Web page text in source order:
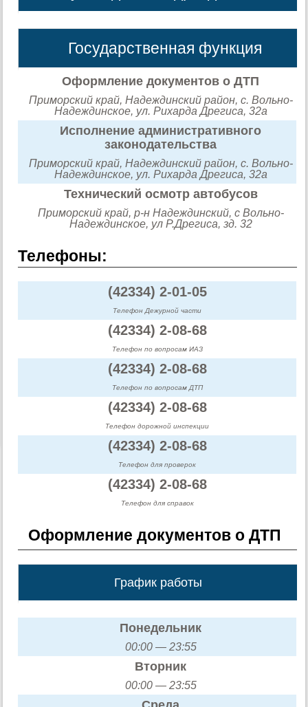
Государственная функция
Оформление документов о ДТП
Приморский край, Надеждинский район, с. Вольно-
Надеждинское, ул. Рихарда Дрегиса, 32а
Исполнение административного
законодательства
Приморский край, Надеждинский район, с. Вольно-
Надеждинское, ул. Рихарда Дрегиса, 32а
Технический осмотр автобусов
Приморский край, р-н Надеждинский, с Вольно-
Надеждинское, ул Р.Дрегиса, зд. 32
Телефоны:
(42334) 2-01-05
Телефон Дежурной части
(42334) 2-08-68
Телефон по вопросам ИАЗ
(42334) 2-08-68
Телефон по вопросам ДТП
(42334) 2-08-68
Телефон дорожной инспекции
(42334) 2-08-68
Телефон для проверок
(42334) 2-08-68
Телефон для справок
Оформление документов о ДТП
График работы
Понедельник
00:00 — 23:55
Вторник
00:00 — 23:55